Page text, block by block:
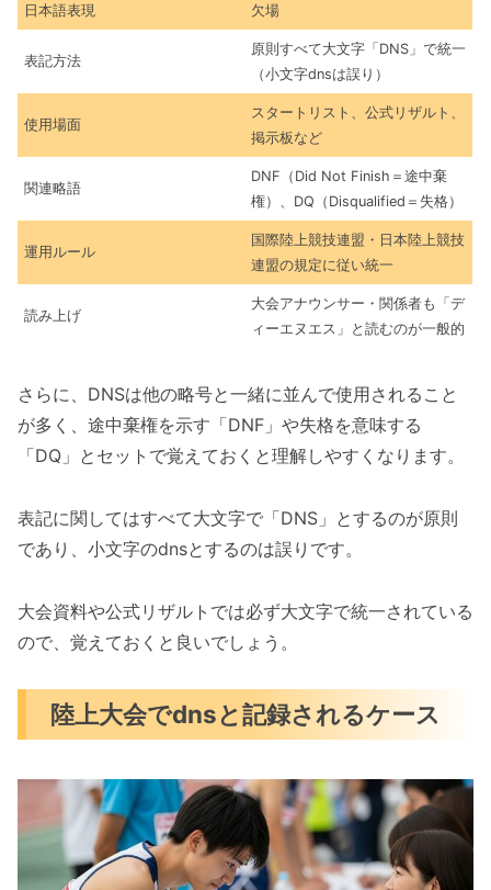
日本語表現 欠場
表記方法
原則すべて大文字「DNS」で統一
（小文字dnsは誤り）
使用場面
スタートリスト、公式リザルト、
掲示板など
関連略語
DNF（Did Not Finish＝途中棄
権）、DQ（Disqualified＝失格）
運用ルール
国際陸上競技連盟・日本陸上競技
連盟の規定に従い統一
読み上げ
大会アナウンサー・関係者も「デ
ィーエヌエス」と読むのが一般的
さらに、DNSは他の略号と一緒に並んで使用されること
が多く、途中棄権を示す「DNF」や失格を意味する
「DQ」とセットで覚えておくと理解しやすくなります。
表記に関してはすべて大文字で「DNS」とするのが原則
であり、小文字のdnsとするのは誤りです。
大会資料や公式リザルトでは必ず大文字で統一されている
ので、覚えておくと良いでしょう。
陸上大会でdnsと記録されるケース